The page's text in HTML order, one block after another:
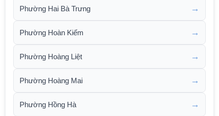
Phường Hai Bà Trưng →
Phường Hoàn Kiếm →
Phường Hoàng Liệt →
Phường Hoàng Mai →
Phường Hồng Hà →